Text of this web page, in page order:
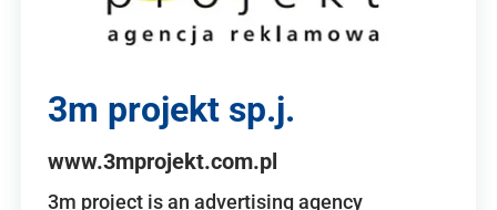
3m projekt sp.j.
www.3mprojekt.com.pl
3m project is an advertising agency